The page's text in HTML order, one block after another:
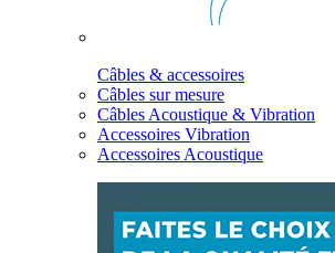
Câbles & accessoires
Câbles sur mesure
Câbles Acoustique & Vibration
Accessoires Vibration
Accessoires Acoustique